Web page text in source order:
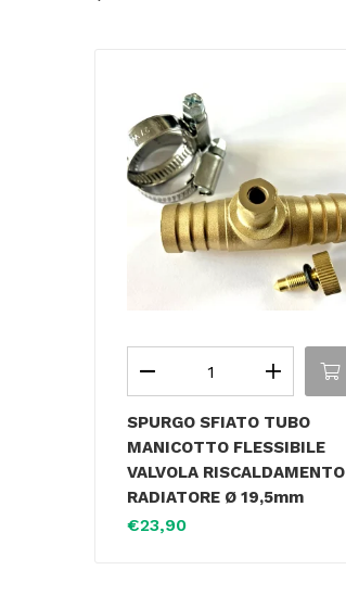
SPURGO SFIATO TUBO
MANICOTTO FLESSIBILE
VALVOLA RISCALDAMENTO
RADIATORE Ø 19,5mm
€23,90